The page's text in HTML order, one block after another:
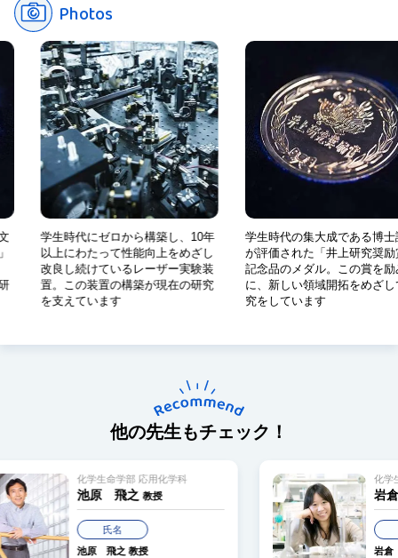
Photos
ロから構築し、10年
て性能向上をめざし
いるレーザー実験装
の構築が現在の研究
学生時代の集大成である博士論文
が評価された「井上研究奨励賞」
記念品のメダル。この賞を励み
に、新しい領域開拓をめざして研
学生時
以上に
改良し
置。こ
他の先生もチェック！
学科
化学生命学部 応用化学科
岩倉 いずみ教授
岩倉 いずみ教授